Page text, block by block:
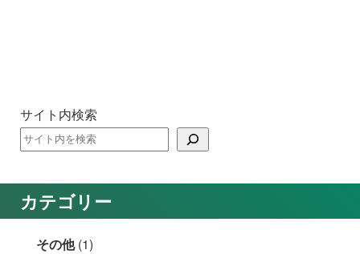
サイト内検索
カテゴリー
その他(1)